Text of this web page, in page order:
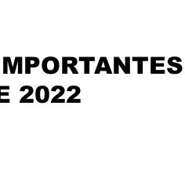
2022